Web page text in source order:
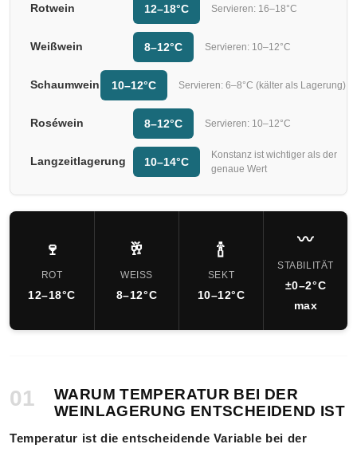
Rotwein 12–18°C Servieren: 16–18°C
Weißwein 8–12°C Servieren: 10–12°C
Schaumwein 10–12°C Servieren: 6–8°C (kälter als Lagerung)
Roséwein 8–12°C Servieren: 10–12°C
Langzeitlagerung 10–14°C
Konstanz ist wichtiger als der
genaue Wert
🍷
ROT
12–18°C
🥂
WEISS
8–12°C
🍾
SEKT
10–12°C
〰️
STABILITÄT
±0–2°C
max
01
WARUM TEMPERATUR BEI DER
WEINLAGERUNG ENTSCHEIDEND IST
Temperatur ist die entscheidende Variable bei der